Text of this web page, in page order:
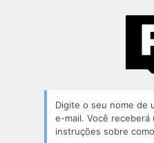
Digite o seu nome de
e-mail. Você receberá
instruções sobre